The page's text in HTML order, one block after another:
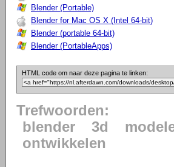
Blender (Portable)
Blender for Mac OS X (Intel 64-bit)
Blender (portable 64-bit)
Blender (PortableApps)
HTML code om naar deze pagina te linken:
Trefwoorden:
blender
3d
ontwikkelen